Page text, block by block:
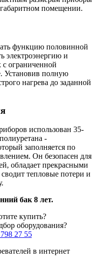
помещении.
функцию половинной
электроэнергию и
ограниченной
Установив полную
нагрева до заданной
использован 35-
-
заполняется по
Он безопасен для
обладает прекрасными
тепловые потери и
бак 8 лет.
купить?
оборудования?
27 55